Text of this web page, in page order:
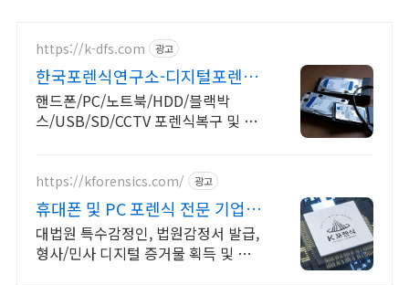
https://k-dfs.com 광고
한국포렌식연구소-디지털포렌식
디지털포렌식복구 및 증거감정
핸드폰/PC/노트북/HDD/블랙박
스/USB/SD/CCTV 포렌식복구 및 증
https://kforensics.com/ 광고
휴대폰 및 PC 포렌식 전문 기업정
보유출 내부감사 전문
대법원 특수감정인, 법원감정서 발급,
형사/민사 디지털 증거물 획득 및 분